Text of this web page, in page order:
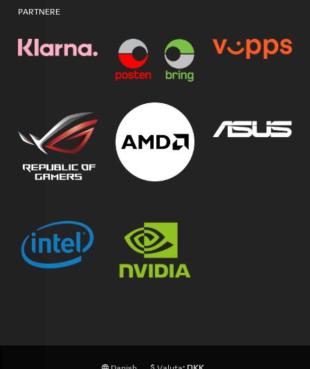
PARTNERE